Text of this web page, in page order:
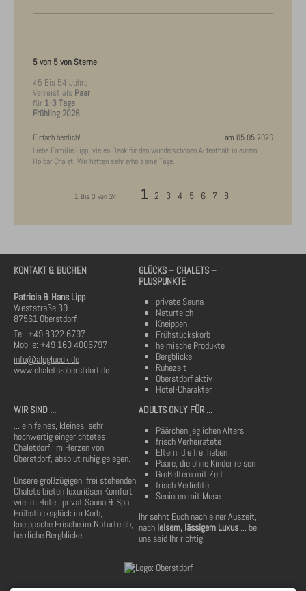
5 von 5 von Sterne
45 Bis 54 Jahre
Verreist als Paar
für 1-3 Tage
Frühling 2026
am 05.05.2026
Einfach herrlich!
Liebe Familie Lipp, vielen Dank für den wunderschönen Aufenthalt in eurem
Hoibar Chalet. Wir hatten sehr erholsame Tage.
1 Bis 3 von 24 1 2 3 4 5 6 7 8
KONTAKT & BUCHEN
Patricia & Hans Lipp
Weststraße 39
87561 Oberstdorf
Tel: +49 8322 6797
Mobile: +49 160 4006797
info@alpglueck.de
www.chalets-oberstdorf.de
GLÜCKS – CHALETS –
PLUSPUNKTE
private Sauna
Naturteich
Kneippen
Frühstückskorb
heimische Produkte
Bergblicke
Ruhezeit
Oberstdorf aktiv
Hotel-Charakter
WIR SIND ...
... ein feines, kleines, sehr
hochwertig eingerichtetes
Chaletdorf. Im Herzen von
Oberstdorf, absolut ruhig gelegen.
Unsere großzügigen, frei stehenden
Chalets bieten luxuriösen Komfort
wie im Hotel, privat Sauna & Spa,
Frühstücksglück im Korb,
kneippsche Frische im Naturteich,
herrliche Bergblicke ...
ADULTS ONLY FÜR ...
Päärchen jeglichen Alters
frisch Verheiratete
Eltern, die frei haben
Paare, die ohne Kinder reisen
Großeltern mit Zeit
frisch Verliebte
Senioren mit Muse
Ihr sehnt Euch nach einer Auszeit,
nach leisem, lässigem Luxus ... bei
uns seid Ihr richtig!